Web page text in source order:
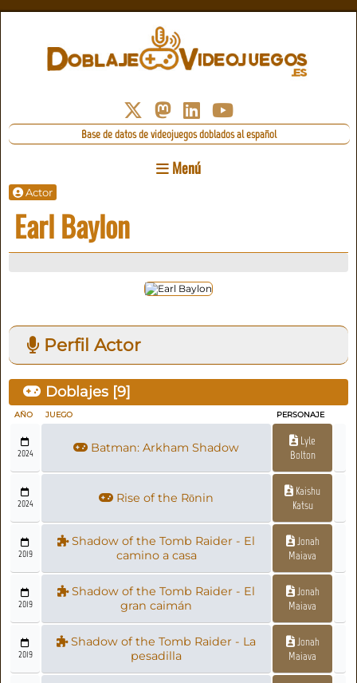
Base de datos de videojuegos doblados al español
Menú
Actor
Earl Baylon
Perfil Actor
Doblajes [9]
AÑO JUEGO PERSONAJE
2024 Batman: Arkham Shadow
Lyle
Bolton
2024 Rise of the Rōnin
Kaishu
Katsu
2019
Shadow of the Tomb Raider - El
camino a casa
Jonah
Maiava
2019
Shadow of the Tomb Raider - El
gran caimán
Jonah
Maiava
2019
Shadow of the Tomb Raider - La
pesadilla
Jonah
Maiava